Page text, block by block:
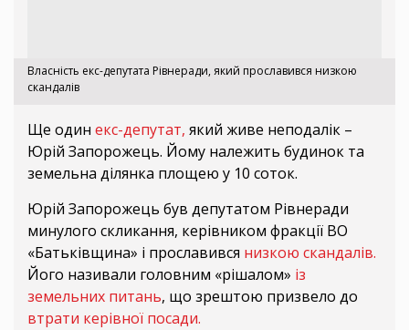
Власність екс-депутата Рівнеради, який прославився низкою
скандалів
Ще один екс-депутат, який живе неподалік –
Юрій Запорожець. Йому належить будинок та
земельна ділянка площею у 10 соток.
Юрій Запорожець був депутатом Рівнеради
минулого скликання, керівником фракції ВО
«Батьківщина» і прославився низкою скандалів.
Його називали головним «рішалом» із
земельних питань, що зрештою призвело до
втрати керівної посади.